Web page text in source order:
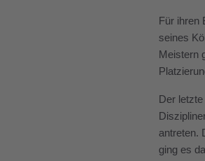
Für ihren
seines
Meistern
Der
antreten.
ging es